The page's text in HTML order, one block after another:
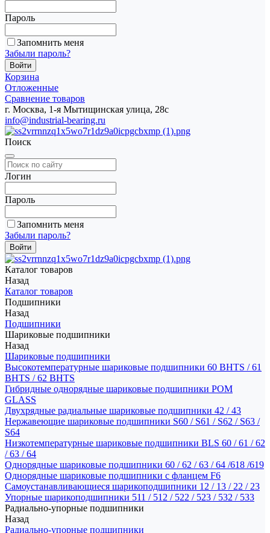
Пароль
Запомнить меня
Забыли пароль?
Корзина
Отложенные
Сравнение товаров
г. Москва, 1-я Мытищинская улица, 28с
info@industrial-bearing.ru
Поиск
Логин
Пароль
Запомнить меня
Забыли пароль?
Каталог товаров
Назад
Каталог товаров
Подшипники
Назад
Подшипники
Шариковые подшипники
Назад
Шариковые подшипники
Высокотемпературные шариковые подшипники 60 BHTS / 61
BHTS / 62 BHTS
Гибридные однорядные шариковые подшипники POM
GLASS
Двухрядные радиальные шариковые подшипники 42 / 43
Нержавеющие шариковые подшипники S60 / S61 / S62 / S63 /
S64
Низкотемпературные шариковые подшипники BLS 60 / 61 / 62
/ 63 / 64
Однорядные шариковые подшипники 60 / 62 / 63 / 64 /618 /619
Однорядные шариковые подшипники с фланцем F6
Самоустанавливающиеся шарикоподшипники 12 / 13 / 22 / 23
Упорные шарикоподшипники 511 / 512 / 522 / 523 / 532 / 533
Радиально-упорные подшипники
Назад
Радиально-упорные подшипники